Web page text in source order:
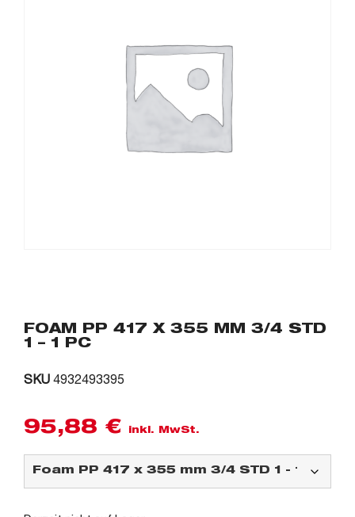
FOAM PP 417 X 355 MM 3/4 STD
1 – 1 PC
SKU 4932493395
95,88 € inkl. MwSt.